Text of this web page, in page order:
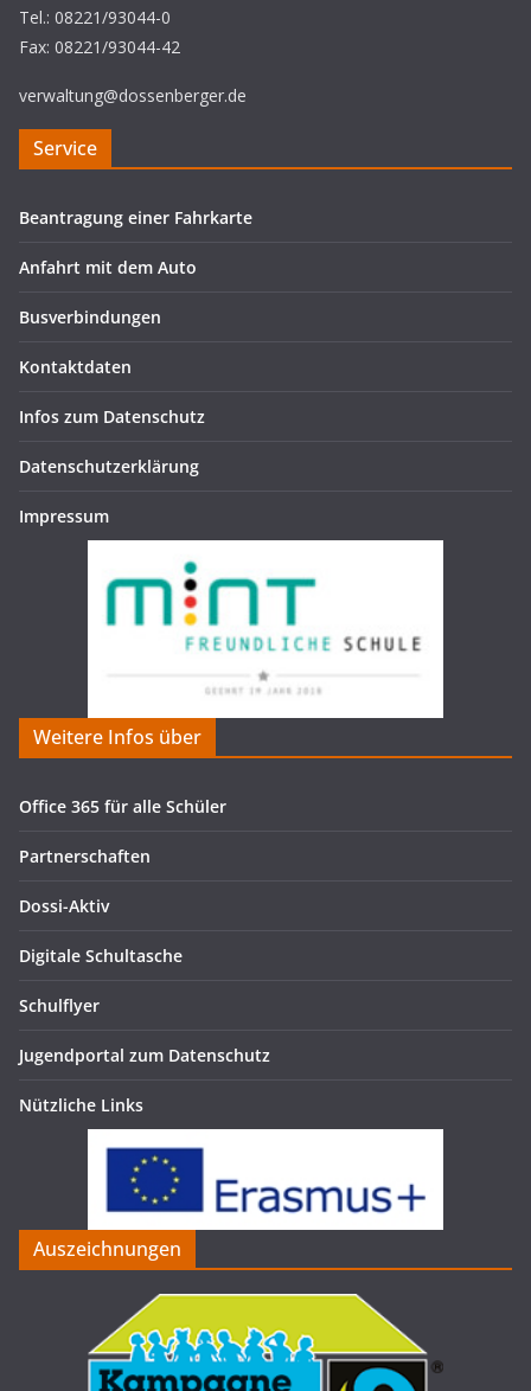
Tel.: 08221/93044-0
Fax: 08221/93044-42
verwaltung@dossenberger.de
Service
Beantragung einer Fahrkarte
Anfahrt mit dem Auto
Busverbindungen
Kontaktdaten
Infos zum Datenschutz
Datenschutzerklärung
Impressum
Weitere Infos über
Office 365 für alle Schüler
Partnerschaften
Dossi-Aktiv
Digitale Schultasche
Schulflyer
Jugendportal zum Datenschutz
Nützliche Links
Auszeichnungen